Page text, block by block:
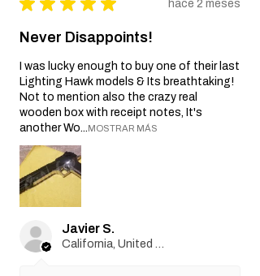
★ ★ ★ ★ ★ hace 2 meses
Never Disappoints!
I was lucky enough to buy one of their last
Lighting Hawk models & Its breathtaking!
Not to mention also the crazy real
wooden box with receipt notes, It's
another Wo...MOSTRAR MÁS
Javier S.